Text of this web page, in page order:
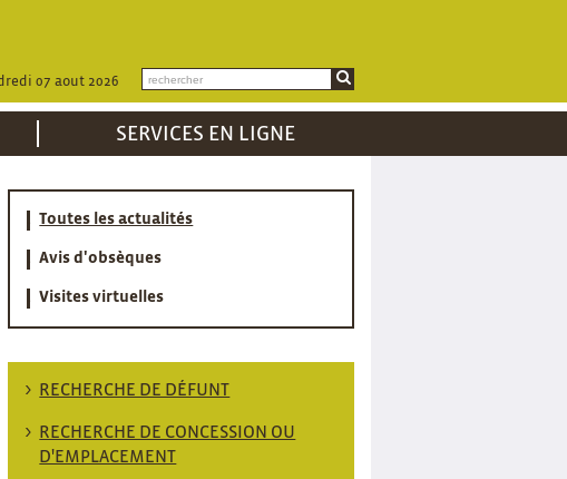
07 aout 2026
SERVICES EN LIGNE
Toutes les actualités
Avis d'obsèques
Visites virtuelles
RECHERCHE DE DÉFUNT
RECHERCHE DE CONCESSION OU
D'EMPLACEMENT